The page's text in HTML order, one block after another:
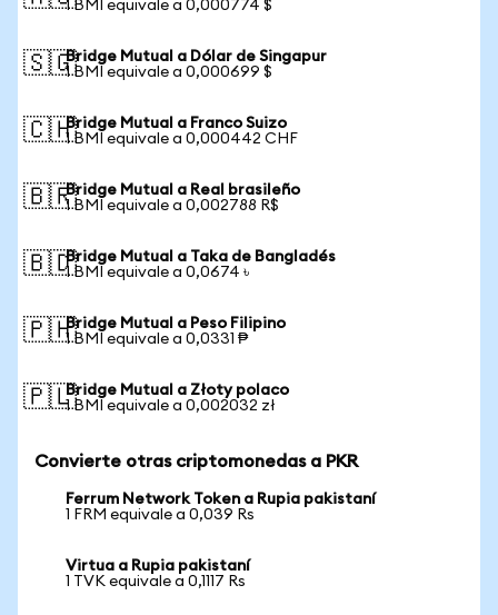
1 BMI equivale a 0,000774 $
🇸🇬Bridge Mutual a Dólar de Singapur
1 BMI equivale a 0,000699 $
🇨🇭Bridge Mutual a Franco Suizo
1 BMI equivale a 0,000442 CHF
🇧🇷Bridge Mutual a Real brasileño
1 BMI equivale a 0,002788 R$
🇧🇩Bridge Mutual a Taka de Bangladés
1 BMI equivale a 0,0674 ৳
🇵🇭Bridge Mutual a Peso Filipino
1 BMI equivale a 0,0331 ₱
🇵🇱Bridge Mutual a Złoty polaco
1 BMI equivale a 0,002032 zł
Convierte otras criptomonedas a PKR
Ferrum Network Token a Rupia pakistaní
1 FRM equivale a 0,039 Rs
Virtua a Rupia pakistaní
1 TVK equivale a 0,1117 Rs